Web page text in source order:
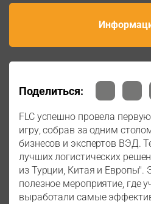
Поделиться:
FLC успешно провела
игру, собрав за одним
бизнесов и экспертов ВЭД.
лучших логистических
из Турции, Китая и Европы".
полезное мероприятие, где
выработали самые